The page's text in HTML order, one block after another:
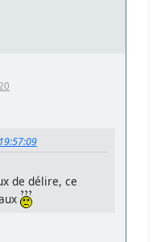
de délire, ce